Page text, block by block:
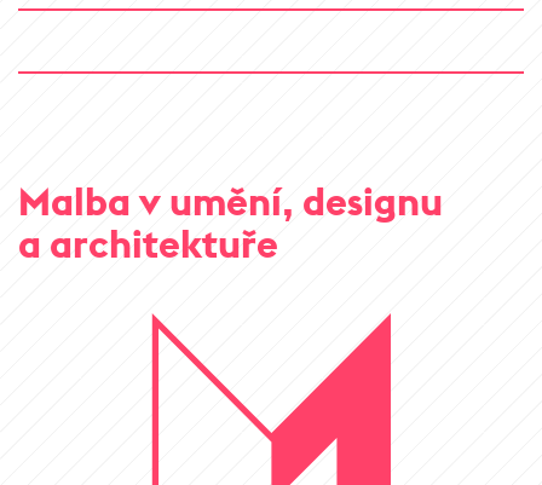
Malba v umění, designu
a architektuře